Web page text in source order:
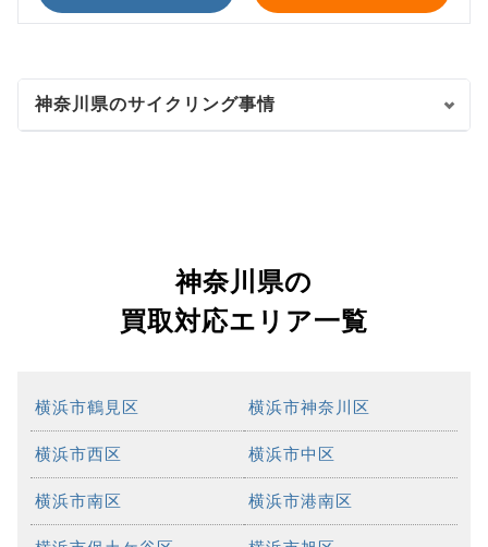
神奈川県のサイクリング事情
神奈川県の
買取対応エリア一覧
横浜市鶴見区 横浜市神奈川区
横浜市西区 横浜市中区
横浜市南区 横浜市港南区